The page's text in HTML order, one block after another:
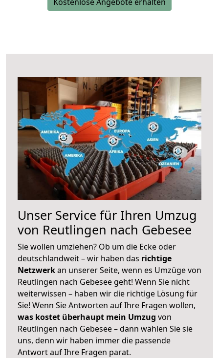
Unser Service für Ihren Umzug
von Reutlingen nach Gebesee
Sie wollen umziehen? Ob um die Ecke oder
deutschlandweit – wir haben das richtige
Netzwerkan unserer Seite, wenn es Umzüge von
Reutlingen nach Gebesee geht! Wenn Sie nicht
weiterwissen – haben wir die richtige Lösung für
Sie! Wenn Sie Antworten auf Ihre Fragen wollen,
was kostet überhaupt mein Umzug von
Reutlingen nach Gebesee – dann wählen Sie sie
uns, denn wir haben immer die passende
Antwort auf Ihre Fragen parat.